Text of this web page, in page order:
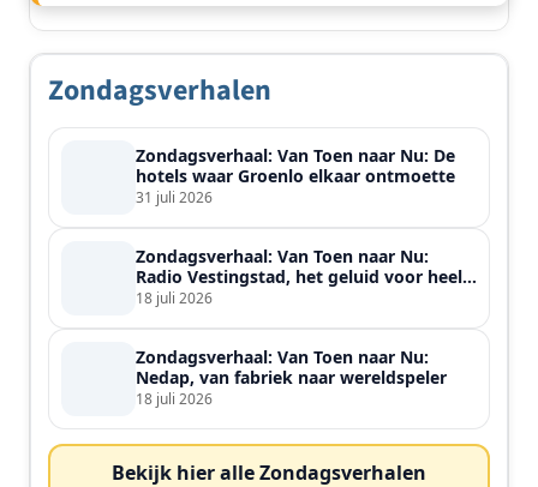
Zondagsverhalen
Zondagsverhaal: Van Toen naar Nu: De
hotels waar Groenlo elkaar ontmoette
31 juli 2026
Zondagsverhaal: Van Toen naar Nu:
Radio Vestingstad, het geluid voor heel
de streek
18 juli 2026
Zondagsverhaal: Van Toen naar Nu:
Nedap, van fabriek naar wereldspeler
18 juli 2026
Bekijk hier alle Zondagsverhalen